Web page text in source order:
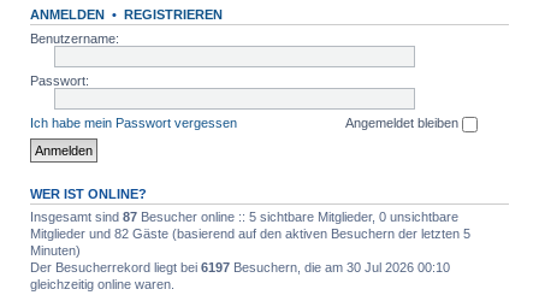
ANMELDEN • REGISTRIEREN
Benutzername:
Passwort:
Ich habe mein Passwort vergessen Angemeldet bleiben
WER IST ONLINE?
Insgesamt sind 87 Besucher online :: 5 sichtbare Mitglieder, 0 unsichtbare
Mitglieder und 82 Gäste (basierend auf den aktiven Besuchern der letzten 5
Minuten)
Der Besucherrekord liegt bei 6197 Besuchern, die am 30 Jul 2026 00:10
gleichzeitig online waren.